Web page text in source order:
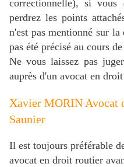
correctionnelle), si vous
perdrez les points
n'est pas mentionné sur
pas été précisé au cours
Ne vous laissez pas
auprès d'un avocat en
Xavier MORIN Avocat
Saunier
Il est toujours préférable
avocat en droit routier